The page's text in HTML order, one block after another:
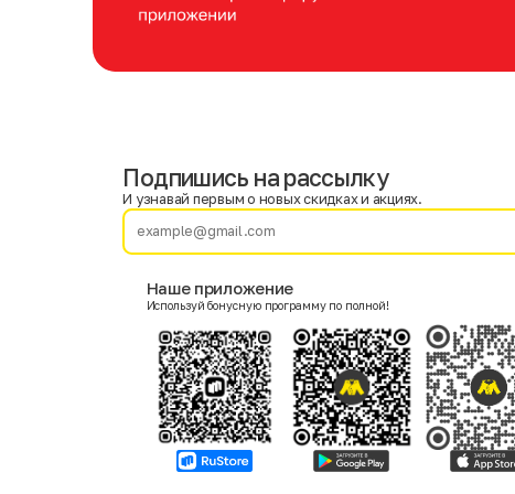
Фамилия
Женский
Согласие на получение чеков по электронной почте
Подпишись на рассылку
И узнавай первым о новых скидках и акциях.
Наше приложение
Используй бонусную программу по полной!